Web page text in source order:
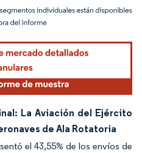
atribución según CC BY 4.0.
La Aviación del Ejército
de Ala Rotatoria
el 43,55% de los envíos de